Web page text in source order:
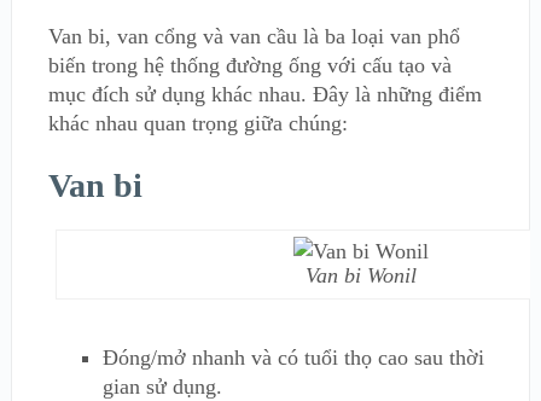
Van bi, van cổng và van cầu là ba loại van phổ
biến trong hệ thống đường ống với cấu tạo và
mục đích sử dụng khác nhau. Đây là những điểm
khác nhau quan trọng giữa chúng:
Van bi
Van bi Wonil
Đóng/mở nhanh và có tuổi thọ cao sau thời
gian sử dụng.